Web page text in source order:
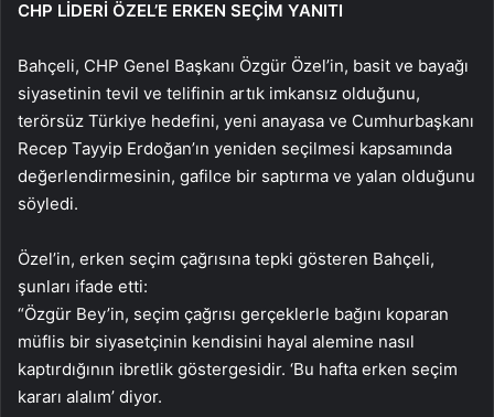
CHP LİDERİ ÖZEL’E ERKEN SEÇİM YANITI
Bahçeli, CHP Genel Başkanı Özgür Özel’in, basit ve bayağı
siyasetinin tevil ve telifinin artık imkansız olduğunu,
terörsüz Türkiye hedefini, yeni anayasa ve Cumhurbaşkanı
Recep Tayyip Erdoğan’ın yeniden seçilmesi kapsamında
değerlendirmesinin, gafilce bir saptırma ve yalan olduğunu
söyledi.
Özel’in, erken seçim çağrısına tepki gösteren Bahçeli,
şunları ifade etti:
“Özgür Bey’in, seçim çağrısı gerçeklerle bağını koparan
müflis bir siyasetçinin kendisini hayal alemine nasıl
kaptırdığının ibretlik göstergesidir. ‘Bu hafta erken seçim
kararı alalım’ diyor.